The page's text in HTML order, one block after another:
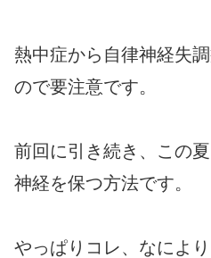
熱中症から自律神経失
ので要注意です。
前回に引き続き、この
神経を保つ方法です。
やっぱりコレ、なにより